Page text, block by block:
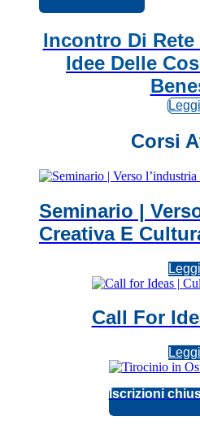
Incontro Di
Idee Delle
Corsi
Seminario |
Creativa E
Call For
Iscrizioni